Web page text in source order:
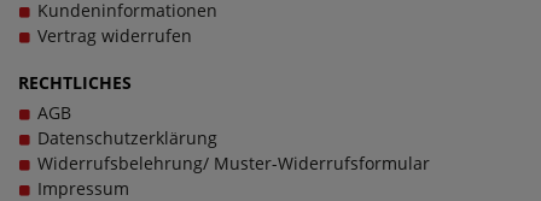
Kundeninformationen
Vertrag widerrufen
RECHTLICHES
AGB
Datenschutzerklärung
Widerrufsbelehrung/ Muster-Widerrufsformular
Impressum